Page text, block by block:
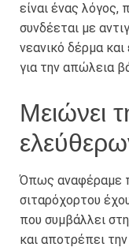
είναι ένας
συνδέεται με
νεανικό δέρμα
για την απώλεια
Μειώνει
Όπως αναφέραμε
σιταρόχορτου
που συμβάλλει
και αποτρέπει